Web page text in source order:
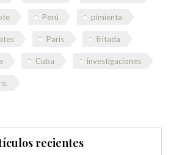
Perú pimienta
París fritada
Cuba investigaciones
recientes